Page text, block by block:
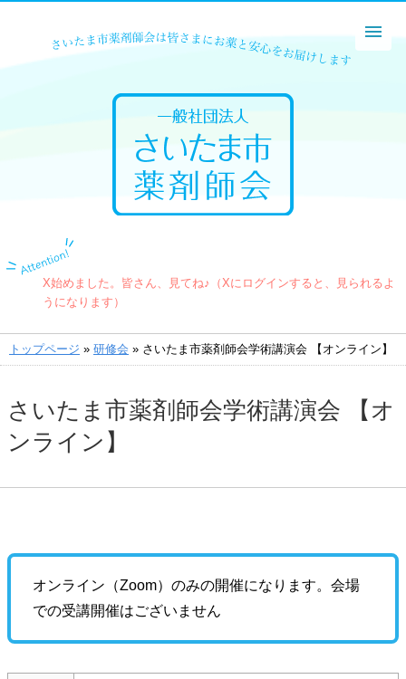
X始めました。皆さん、見てね♪（Xにログインすると、見られるよ
うになります）
トップページ » 研修会 » さいたま市薬剤師会学術講演会 【オンライン】
さいたま市薬剤師会学術講演会 【オ
ンライン】
オンライン（Zoom）のみの開催になります。会場
での受講開催はございません